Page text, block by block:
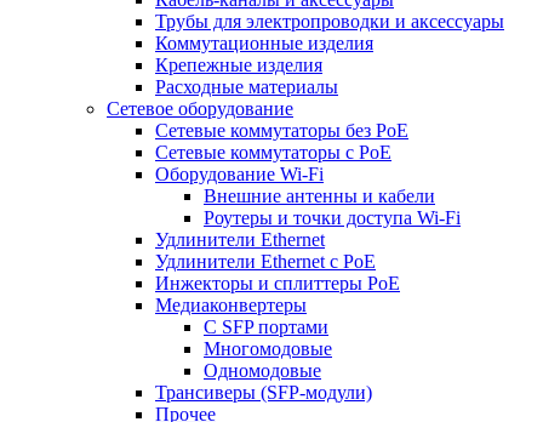
Трубы для электропроводки и аксессуары
Коммутационные изделия
Крепежные изделия
Расходные материалы
Сетевое оборудование
Сетевые коммутаторы без РоЕ
Сетевые коммутаторы с РоЕ
Оборудование Wi-Fi
Внешние антенны и кабели
Роутеры и точки доступа Wi-Fi
Удлинители Ethernet
Удлинители Ethernet с PoE
Инжекторы и сплиттеры РоЕ
Медиаконвертеры
С SFP портами
Многомодовые
Одномодовые
Трансиверы (SFP-модули)
Прочее